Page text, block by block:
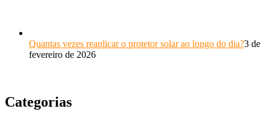
Quantas vezes reaplicar o protetor solar ao longo do dia?3 de
fevereiro de 2026
Categorias